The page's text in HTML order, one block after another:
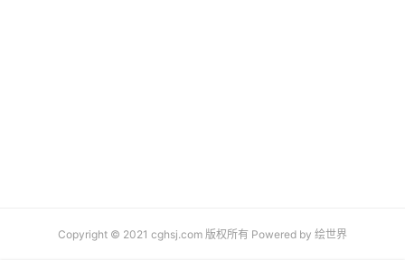
Copyright © 2021 cghsj.com 版权所有 Powered by 绘世界